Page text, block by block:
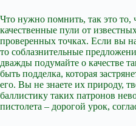
Что нужно помнить, так это то,
качественные пули от
проверенных точках. Если вы
то соблазнительные
дважды подумайте о качестве
быть подделка, которая
его. Вы не знаете их природу,
баллистику таких патронов
пистолета – дорогой урок,